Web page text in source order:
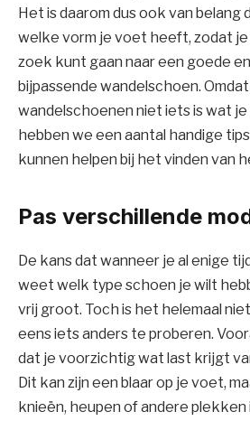
Het is daarom dus ook van belang
welke vorm je voet heeft, zodat je
zoek kunt gaan naar een goede
bijpassende wandelschoen.
wandelschoenen niet iets is wat
hebben we een aantal handige
kunnen helpen bij het vinden van
Pas verschillende
De kans dat wanneer je al enige
weet welk type schoen je wilt
vrij groot. Toch is het helemaal
eens iets anders te proberen.
dat je voorzichtig wat last krijgt
Dit kan zijn een blaar op je voet,
knieën, heupen of andere plekken